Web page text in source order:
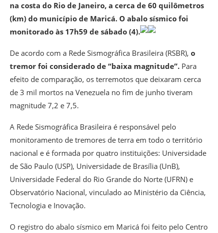
na costa do Rio de Janeiro, a cerca de 60 quilômetros
(km) do município de Maricá. O abalo sísmico foi
monitorado às 17h59 de sábado (4).
De acordo com a Rede Sismográfica Brasileira (RSBR), o
tremor foi considerado de “baixa magnitude”. Para
efeito de comparação, os terremotos que deixaram cerca
de 3 mil mortos na Venezuela no fim de junho tiveram
magnitude 7,2 e 7,5.
A Rede Sismográfica Brasileira é responsável pelo
monitoramento de tremores de terra em todo o território
nacional e é formada por quatro instituições: Universidade
de São Paulo (USP), Universidade de Brasília (UnB),
Universidade Federal do Rio Grande do Norte (UFRN) e
Observatório Nacional, vinculado ao Ministério da Ciência,
Tecnologia e Inovação.
O registro do abalo sísmico em Maricá foi feito pelo Centro